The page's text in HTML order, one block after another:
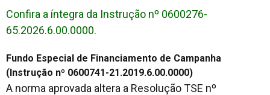
Confira a íntegra da Instrução nº 0600276-
65.2026.6.00.0000.
Fundo Especial de Financiamento de Campanha
(Instrução nº 0600741-21.2019.6.00.0000)
A norma aprovada altera a Resolução TSE nº